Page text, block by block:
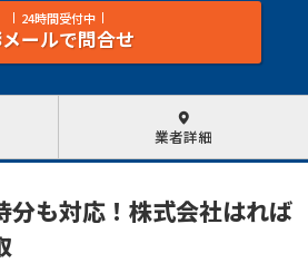
24時間受付中
メールで問合せ
業者詳細
分も対応！株式会社はれば